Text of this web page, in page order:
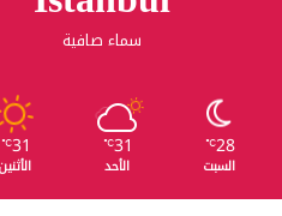
سماء صافية
28
℃
السبت
31
℃
الأحد
31
℃
الأثنين